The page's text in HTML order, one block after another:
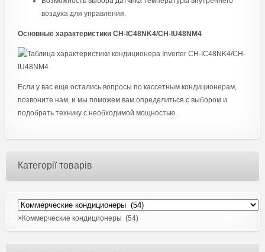
воздуха для управления.
Основные характеристики CH-IC48NK4/CH-IU48NM4
Если у вас еще остались вопросы по кассетным кондиционерам,
позвоните нам, и мы поможем вам определиться с выбором и
подобрать технику с необходимой мощностью.
Категорії товарів
× Коммерческие кондиционеры (54)